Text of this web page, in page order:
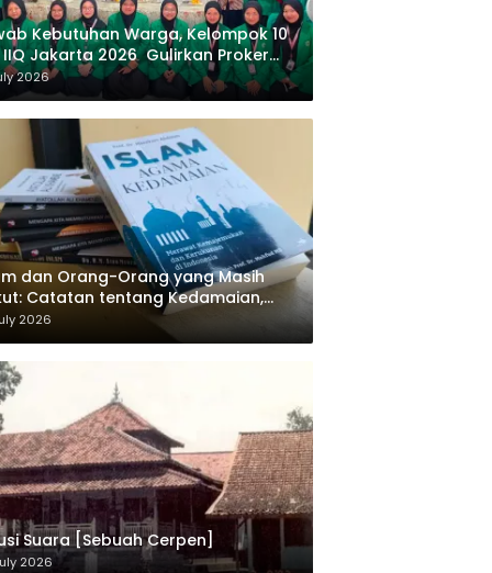
Kebutuhan Warga, Kelompok 10
IIQ Jakarta 2026 Gulirkan Proker
Al-Qur’an di Sukamanah
2026
dan Orang-Orang yang Masih
Catatan tentang Kedamaian,
dan Negara dalam
Masykuri Abdillah
2026
Suara [Sebuah Cerpen]
2026